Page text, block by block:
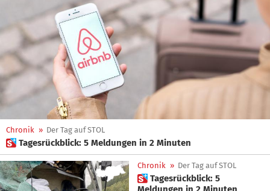
Chronik » Der Tag auf STOL
 Tagesrückblick: 5 Meldungen in 2 Minuten
Chronik » Der Tag auf STOL
 Tagesrückblick: 5